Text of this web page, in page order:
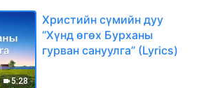
5:28
Христийн сүмийн дуу
“Хүнд өгөх Бурханы
гурван сануулга” (Lyrics)